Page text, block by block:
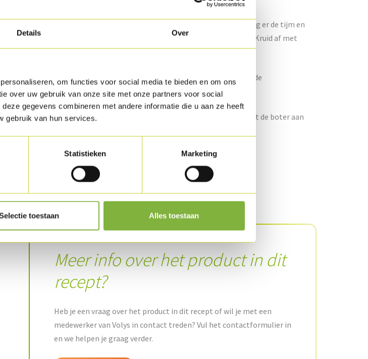
Details Over
om functies voor social media te bieden en om ons
over uw gebruik van onze site met onze partners voor social
gegevens combineren met andere informatie die u aan ze heeft
gebruik van hun services.
Statistieken Marketing
toestaan Alles toestaan
de uien en snij ze in halve ringen. Bak deze mooi aan in wat boter en voeg er de tijm en
aan toe. Bak verder onder deksel en laat deze 10 minuten verder garen. Kruid af met
en zout en haal er de tijm en de laurier uit. Cutter deze fijn.
de boterhammen open en leg er de Gerookte kalkoenfilet op, vervolgens de
en daarna de jonge kaas.
de andere boterham op. Smelt de boter en wrijf de boterhammen in met de boter aan
Meer info over het product in dit
recept?
Heb je een vraag over het product in dit recept of wil je met een
medewerker van Volys in contact treden? Vul het contactformulier in
en we helpen je graag verder.